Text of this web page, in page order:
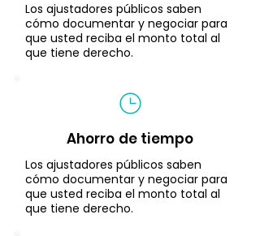
Los ajustadores públicos saben
cómo documentar y negociar para
que usted reciba el monto total al
que tiene derecho.
​Ahorro de tiempo
Los ajustadores públicos saben
cómo documentar y negociar para
que usted reciba el monto total al
que tiene derecho.